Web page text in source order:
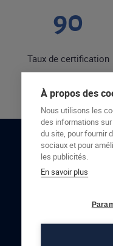
90
Taux de certification
À propos des
Nous utilisons les
des informations
du site, pour fournir
sociaux et pour
les publicités.
En savoir plus